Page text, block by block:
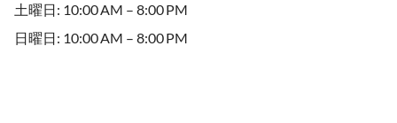
土曜日: 10:00 AM – 8:00 PM
日曜日: 10:00 AM – 8:00 PM